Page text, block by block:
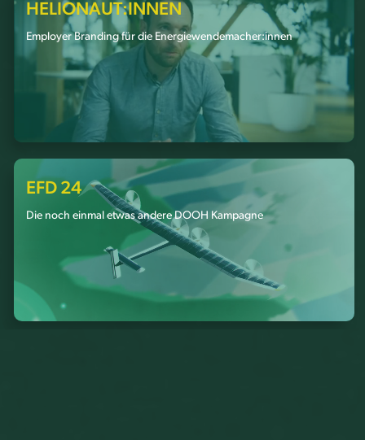
HELIONAUT:INNEN
Employer Branding für die Energiewendemacher:innen
EFD 24
Die noch einmal etwas andere DOOH Kampagne